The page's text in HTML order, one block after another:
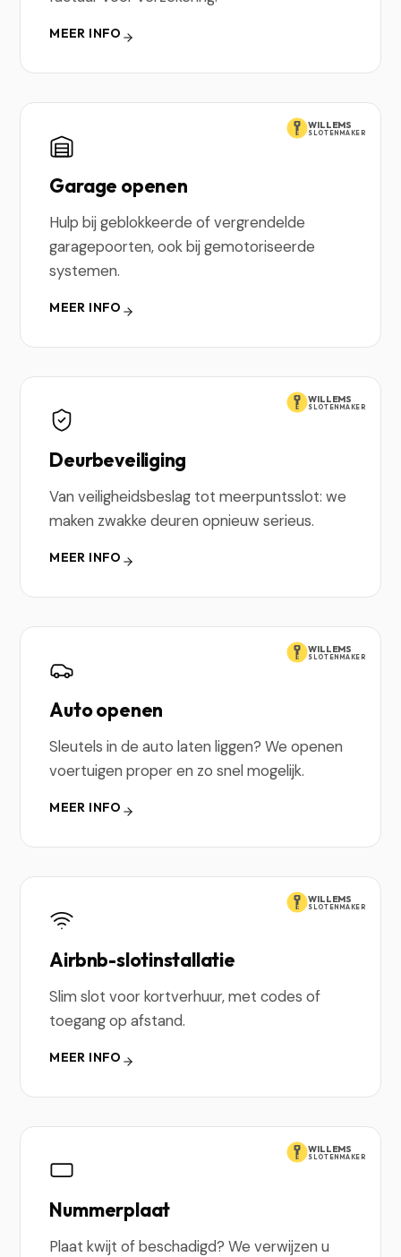
MEER INFO
WILLEMS
SLOTENMAKER
Garage openen
Hulp bij geblokkeerde of vergrendelde
garagepoorten, ook bij gemotoriseerde
systemen.
MEER INFO
WILLEMS
SLOTENMAKER
Deurbeveiliging
Van veiligheidsbeslag tot meerpuntsslot: we
maken zwakke deuren opnieuw serieus.
MEER INFO
WILLEMS
SLOTENMAKER
Auto openen
Sleutels in de auto laten liggen? We openen
voertuigen proper en zo snel mogelijk.
MEER INFO
WILLEMS
SLOTENMAKER
Airbnb-slotinstallatie
Slim slot voor kortverhuur, met codes of
toegang op afstand.
MEER INFO
WILLEMS
SLOTENMAKER
Nummerplaat
Plaat kwijt of beschadigd? We verwijzen u